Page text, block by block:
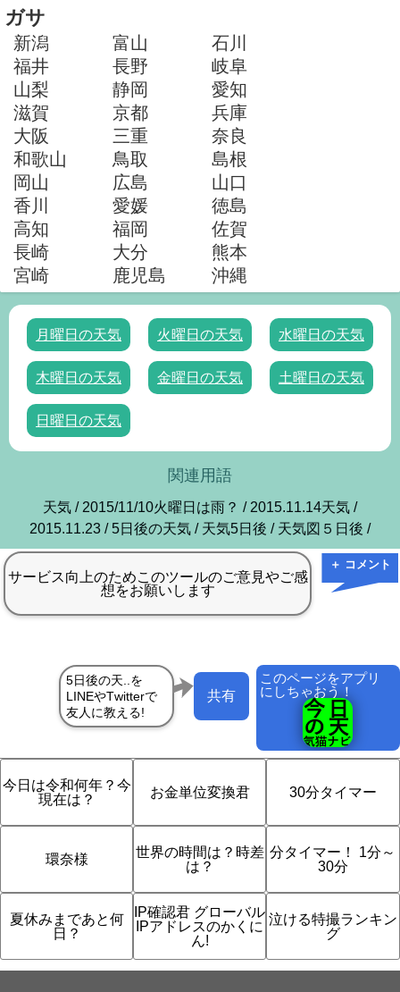
ガサ
新潟 富山
石川
福井
長野
岐阜
山梨
静岡
愛知
滋賀
京都
兵庫
大阪
三重
奈良
和歌山
鳥取
島根
岡山
広島
山口
香川
愛媛
徳島
高知
福岡
佐賀
長崎
大分
熊本
宮崎
鹿児島 沖縄
月曜日の天気 火曜日の天気 水曜日の天気
木曜日の天気 金曜日の天気 土曜日の天気
日曜日の天気
関連用語
天気 / 2015/11/10火曜日は雨？ / 2015.11.14天気 /
2015.11.23 / 5日後の天気 / 天気5日後 / 天気図５日後 /
＋ コメント
このページをアプリ
にしちゃおう！
共有
今日は令和何年？今
現在は？
お金単位変換君 30分タイマー
環奈様
世界の時間は？時差
は？
分タイマー！ 1分～
30分
夏休みまであと何
日？
IP確認君 グローバル
IPアドレスのかくに
ん!
泣ける特撮ランキン
グ